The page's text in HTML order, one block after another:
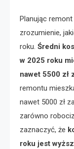
Planując
zrozumienie,
roku. Średni
w 2025 roku
nawet 5500 zł
remontu
nawet 5000 zł
zarówno
zaznaczyć, że
roku jest